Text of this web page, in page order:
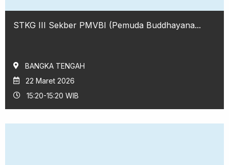
STKG III Sekber PMVBI (Pemuda Buddhayana...
BANGKA TENGAH
22 Maret 2026
15:20-15:20 WIB